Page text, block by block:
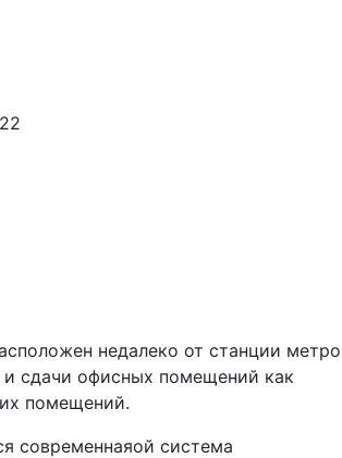
недалеко от станции метро
и сдачи офисных помещений как
помещений.
современнаяой система